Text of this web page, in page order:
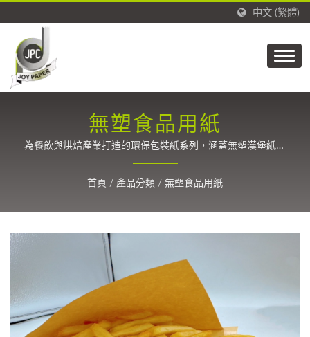
中文 (繁體)
無塑食品用紙
為餐飲與烘焙產業打造的環保包裝紙系列，涵蓋無塑漢堡紙、
可回收紙容器用紙、蒸籠紙與耐高溫羊皮紙，兼具防油、防水
與可回收特性，符合永續與食品安全標準 / 自1988年以來，
術。
首頁 / 產品分類 / 無塑食品用紙